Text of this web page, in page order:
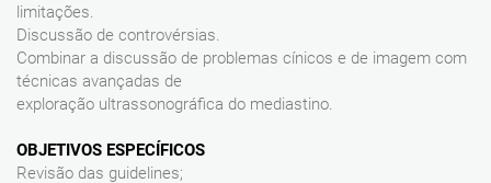
limitações.
Discussão de controvérsias.
Combinar a discussão de problemas cínicos e de imagem com
técnicas avançadas de
exploração ultrassonográfica do mediastino.
OBJETIVOS ESPECÍFICOS
Revisão das guidelines;